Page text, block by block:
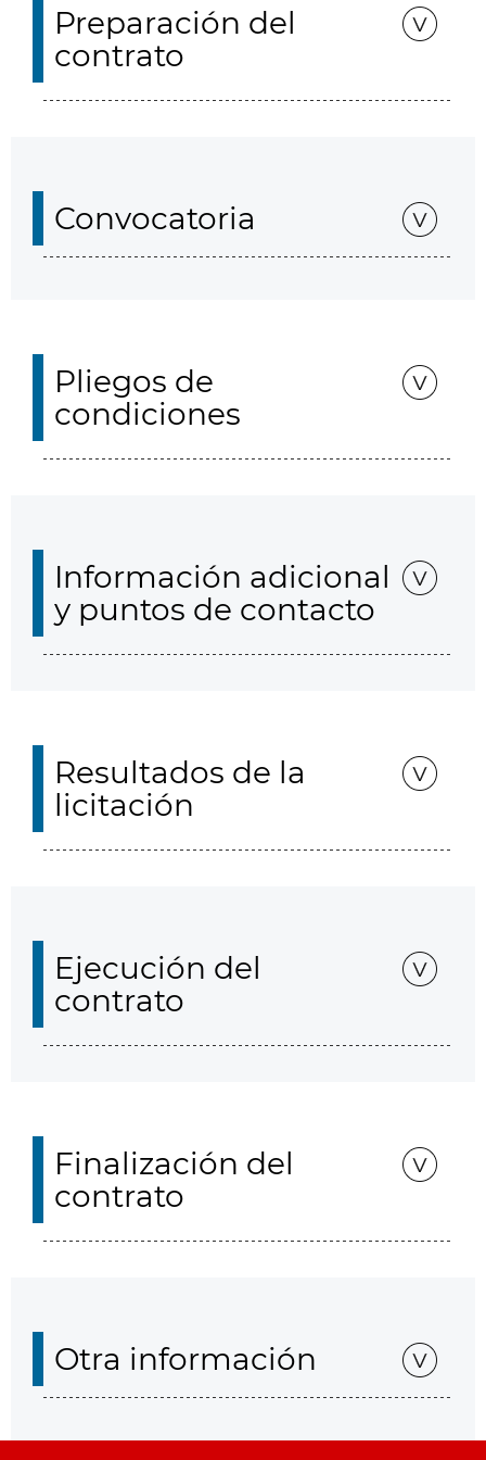
Preparación del
contrato
Convocatoria
Pliegos de
condiciones
Información adicional
y puntos de contacto
Resultados de la
licitación
Ejecución del
contrato
Finalización del
contrato
Otra información